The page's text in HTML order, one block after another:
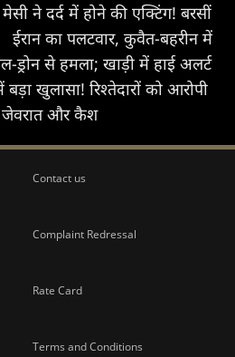
ने दर्द में होने की एक्टिंग! बरसीं
ईरान का पलटवार, कुवैत-बहरीन में
ड्रोन से हमला; खाड़ी में हाई अलर्ट
बड़ा खुलासा! रिश्तेदारों को आरोपी
और कैश
Contact us
Complaint Redressal
Rate Card
Terms and Conditions